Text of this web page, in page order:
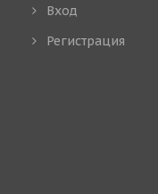
Вход
Регистрация